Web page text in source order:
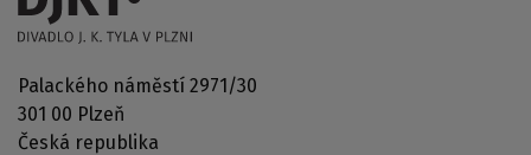
Palackého náměstí 2971/30
301 00 Plzeň
Česká republika